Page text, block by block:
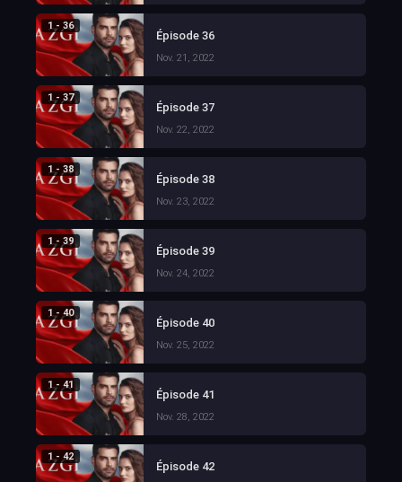
1 - 36
Épisode 36
Nov. 21, 2022
1 - 37
Épisode 37
Nov. 22, 2022
1 - 38
Épisode 38
Nov. 23, 2022
1 - 39
Épisode 39
Nov. 24, 2022
1 - 40
Épisode 40
Nov. 25, 2022
1 - 41
Épisode 41
Nov. 28, 2022
1 - 42
Épisode 42